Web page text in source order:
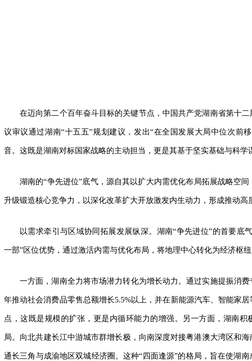
在迈向第二个百年奋斗目标的关键节点，中国共产党湖南省第十
议审议通过湖南“十五五”规划建议，发出“在全国发展大局中位次前
音。这既是湖南对标国家战略的主动担当，更是其基于坚实基础与科学
湖南的“争先进位”底气，源自其以扩大内需优化布局拓展战略空
升级锻造核心竞争力，以深化改革扩大开放激发内生动力，形成推动高
以需求牵引与区域协同拓展发展纵深。湖南“争先进位”的首要底
一部”区位优势，通过激活内需与优化布局，将地理中心转化为经济枢纽
一方面，湖南全力将市场潜力转化为增长动力。通过实施提振消费
年推动社会消费品零售总额增长5.5%以上，并在新能源汽车、智能家
点，这既是规模的扩张，更是内循环能力的增强。另一方面，湖南积
局。向北共建长江中游城市群增长极，向南深度对接粤港澳大湾区和
通长三角与成渝地区双城经济圈。这种“四面逢源”的格局，旨在使湖